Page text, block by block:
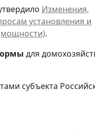
Изменения,
установления и
.
для
субъекта